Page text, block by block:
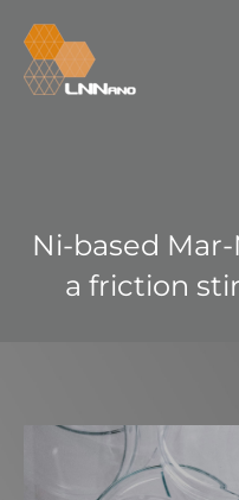
Ni-based
a friction